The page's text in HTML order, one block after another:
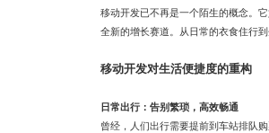
移动开发已不再是一个陌生的概念。
全新的增长赛道。从日常的衣食住行
移动开发对生活便捷度的重构
日常出行：告别繁琐，高效畅通
曾经，人们出行需要提前到车站排队